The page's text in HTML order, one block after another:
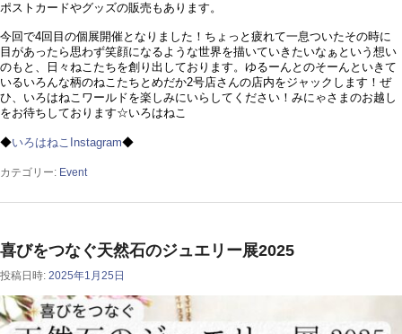
ポストカードやグッズの販売もあります。
今回で4回目の個展開催となりました！ちょっと疲れて一息ついたその時に
目があったら思わず笑顔になるような世界を描いていきたいなぁという想い
のもと、日々ねこたちを創り出しております。ゆるーんとのそーんといきて
いるいろんな柄のねこたちとめだか2号店さんの店内をジャックします！ぜ
ひ、いろはねこワールドを楽しみにいらしてください！みにゃさまのお越し
をお待ちしております☆いろはねこ
◆いろはねこInstagram◆
カテゴリー: Event
喜びをつなぐ天然石のジュエリー展2025
投稿日時: 2025年1月25日